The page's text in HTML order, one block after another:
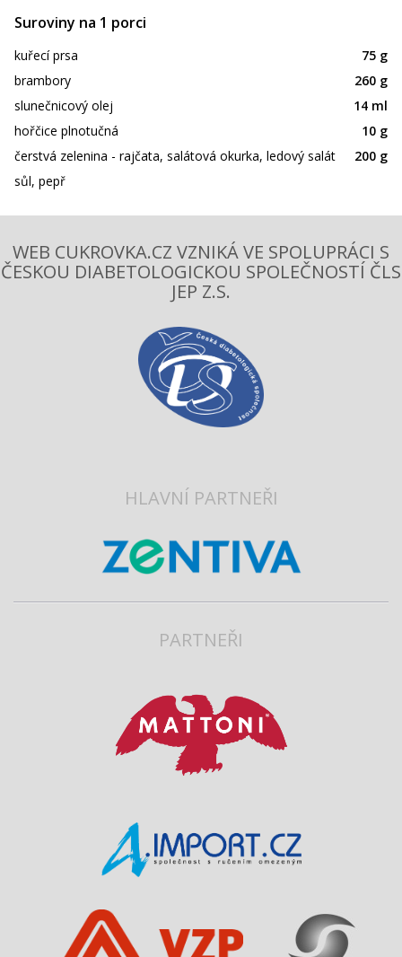
Suroviny na 1 porci
kuřecí prsa
75 g
brambory
260 g
slunečnicový olej
14 ml
hořčice plnotučná
10 g
čerstvá zelenina - rajčata, salátová okurka, ledový salát
200 g
sůl, pepř
WEB CUKROVKA.CZ VZNIKÁ VE SPOLUPRÁCI S
ČESKOU DIABETOLOGICKOU SPOLEČNOSTÍ ČLS
JEP Z.S.
HLAVNÍ PARTNEŘI
PARTNEŘI